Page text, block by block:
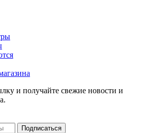
и получайте свежие новости и